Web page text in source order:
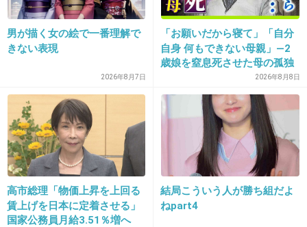
15. 匿名 2014/09/26(金) 22:50:21
ジェシーがアホすぎるけど、子供にやさしかっ
+38
男が描く女の絵で一番理解で
きない表現
2026年8月7日
「お願いだから寝て」「自分
自身 何もできない母親」―2
歳娘を窒息死させた母の孤独
「娘は『ママどうして』と」
限界の年子ワンオペ育児 法
廷での懺悔と声なきSOS
2026年8月8日
高市総理「物価上昇を上回る
賃上げを日本に定着させる」
国家公務員月給3.51％増へ
結局こういう人が勝ち組だよ
ねpart4